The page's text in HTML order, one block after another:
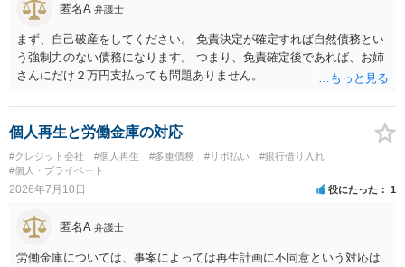
匿名A 弁護士
まず、自己破産をしてください。 免責決定が確定すれば自然債務とい
う強制力のない債務になります。 つまり、免責確定後であれば、お姉
さんにだけ２万円支払っても問題ありません。
個人再生と労働金庫の対応
#クレジット会社 #個人再生 #多重債務 #リボ払い
#銀行借り入れ
#個人・プライベート
2026年7月10日 役にたった 1
匿名A 弁護士
労働金庫については、事案によっては再生計画に不同意という対応は